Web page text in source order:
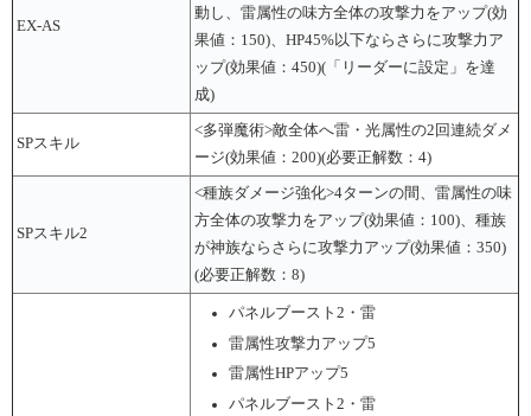
EX-AS
動し、雷属性の味方全体の攻撃力をアップ(効
果値：150)、HP45%以下ならさらに攻撃力ア
ップ(効果値：450)(「リーダーに設定」を達
成)
SPスキル
<多弾魔術>敵全体へ雷・光属性の2回連続ダメ
ージ(効果値：200)(必要正解数：4)
SPスキル2
<種族ダメージ強化>4ターンの間、雷属性の味
方全体の攻撃力をアップ(効果値：100)、種族
が神族ならさらに攻撃力アップ(効果値：350)
(必要正解数：8)
パネルブースト2・雷
雷属性攻撃力アップ5
雷属性HPアップ5
パネルブースト2・雷